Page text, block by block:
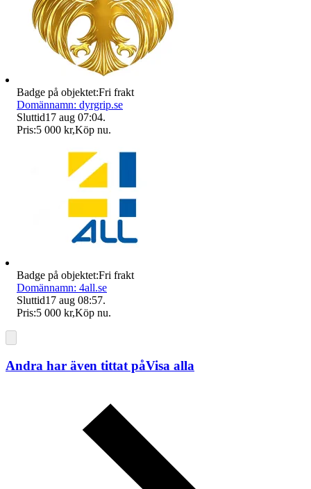
Badge på objektet:Fri frakt
Domännamn: dyrgrip.se
Sluttid17 aug 07:04.
Pris:5 000 kr,Köp nu.
Badge på objektet:Fri frakt
Domännamn: 4all.se
Sluttid17 aug 08:57.
Pris:5 000 kr,Köp nu.
Andra har även tittat påVisa alla